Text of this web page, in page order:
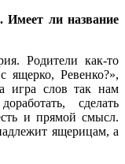
ли название
Родители как‑то
ящерко, Ревенко?»,
игра слов так нам
сделать
и прямой смысл.
ящерицам, а